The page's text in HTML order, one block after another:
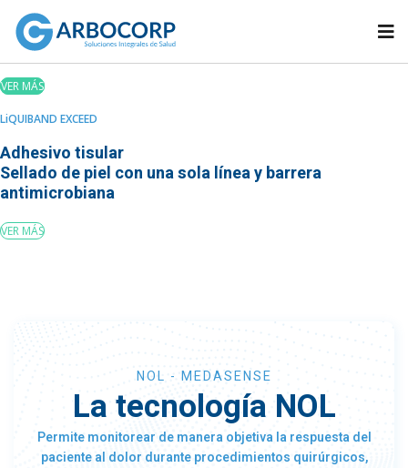
FULBRIGHT LUNAR
VER MÁS
LiQUIBAND EXCEED
Adhesivo tisular
Sellado de piel con una sola línea y barrera
antimicrobiana
VER MÁS
NOL - MEDASENSE
La tecnología NOL
Permite monitorear de manera objetiva la respuesta del
paciente al dolor durante procedimientos quirúrgicos,